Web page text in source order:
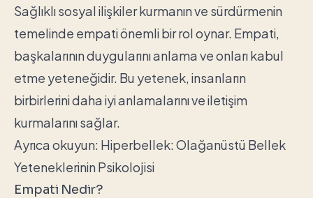
Sağlıklı sosyal ilişkiler kurmanın ve sürdürmenin
temelinde empati önemli bir rol oynar. Empati,
başkalarının duygularını anlama ve onları kabul
etme yeteneğidir. Bu yetenek, insanların
birbirlerini daha iyi anlamalarını ve iletişim
kurmalarını sağlar.
Ayrıca okuyun: Hiperbellek: Olağanüstü Bellek
Yeteneklerinin Psikolojisi
Empati Nedir?